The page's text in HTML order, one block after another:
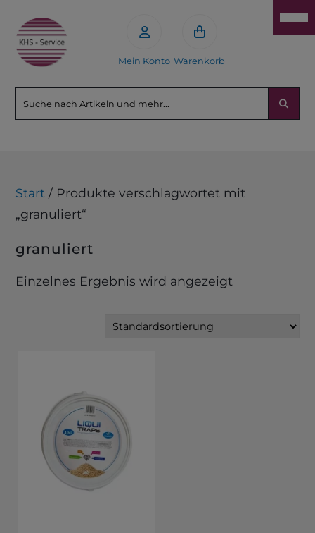
Mein Konto Warenkorb
Start / Produkte verschlagwortet mit
„granuliert“
granuliert
Einzelnes Ergebnis wird angezeigt